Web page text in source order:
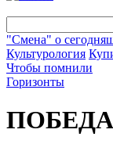
"Смена" о
Культурология
Чтобы помнили
Горизонты